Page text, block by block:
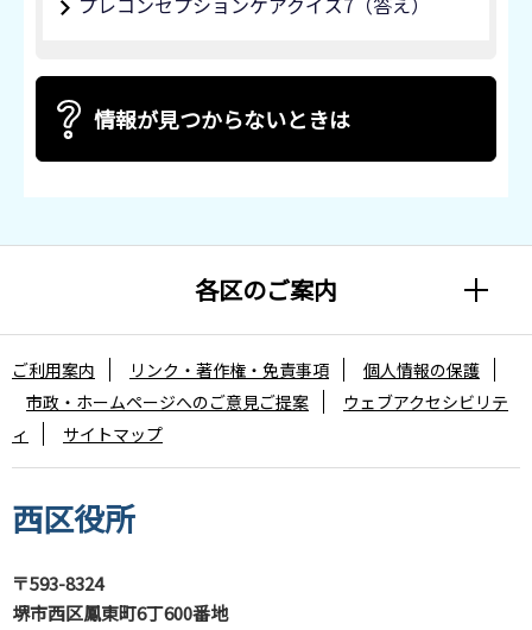
情報が見つからないときは
各区のご案内
西区役所
〒593-8324
堺市西区鳳東町6丁600番地
ご利用案内 リンク・著作権・免責事項
個人情報の保護
市政・ホームページへのご意見ご提案
ウェブアクセシビリテ
ィ
サイトマップ